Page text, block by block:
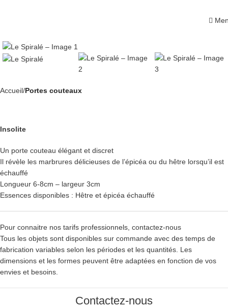
Accueil Portes couteaux
Insolite
Un porte couteau élégant et discret
Il révèle les marbrures délicieuses de l’épicéa ou du hêtre lorsqu’il est
échauffé
Longueur 6-8cm – largeur 3cm
Essences disponibles : Hêtre et épicéa échauffé
Pour connaitre nos tarifs professionnels, contactez-nous
Tous les objets sont disponibles sur commande avec des temps de
fabrication variables selon les périodes et les quantités. Les
dimensions et les formes peuvent être adaptées en fonction de vos
envies et besoins.
Contactez-nous